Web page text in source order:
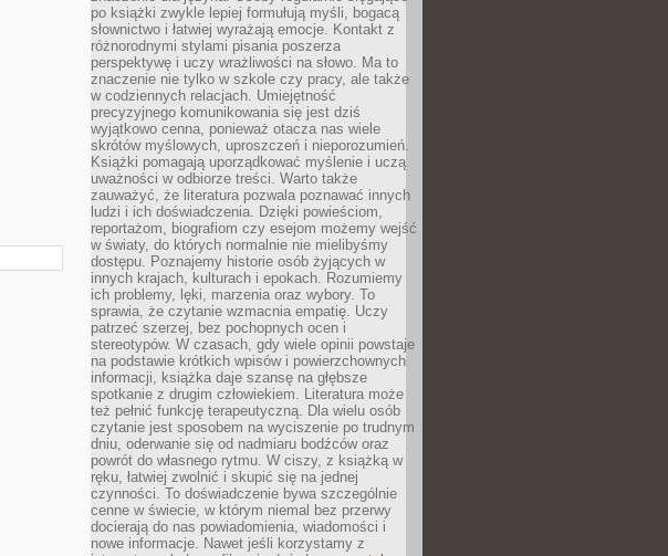
po książki zwykle lepiej formułują myśli, bogacą
słownictwo i łatwiej wyrażają emocje. Kontakt z
różnorodnymi stylami pisania poszerza
perspektywę i uczy wrażliwości na słowo. Ma to
znaczenie nie tylko w szkole czy pracy, ale także
w codziennych relacjach. Umiejętność
precyzyjnego komunikowania się jest dziś
wyjątkowo cenna, ponieważ otacza nas wiele
skrótów myślowych, uproszczeń i nieporozumień.
Książki pomagają uporządkować myślenie i uczą
uważności w odbiorze treści. Warto także
zauważyć, że literatura pozwala poznawać innych
ludzi i ich doświadczenia. Dzięki powieściom,
reportażom, biografiom czy esejom możemy wejść
w światy, do których normalnie nie mielibyśmy
dostępu. Poznajemy historie osób żyjących w
innych krajach, kulturach i epokach. Rozumiemy
ich problemy, lęki, marzenia oraz wybory. To
sprawia, że czytanie wzmacnia empatię. Uczy
patrzeć szerzej, bez pochopnych ocen i
stereotypów. W czasach, gdy wiele opinii powstaje
na podstawie krótkich wpisów i powierzchownych
informacji, książka daje szansę na głębsze
spotkanie z drugim człowiekiem. Literatura może
też pełnić funkcję terapeutyczną. Dla wielu osób
czytanie jest sposobem na wyciszenie po trudnym
dniu, oderwanie się od nadmiaru bodźców oraz
powrót do własnego rytmu. W ciszy, z książką w
ręku, łatwiej zwolnić i skupić się na jednej
czynności. To doświadczenie bywa szczególnie
cenne w świecie, w którym niemal bez przerwy
docierają do nas powiadomienia, wiadomości i
nowe informacje. Nawet jeśli korzystamy z